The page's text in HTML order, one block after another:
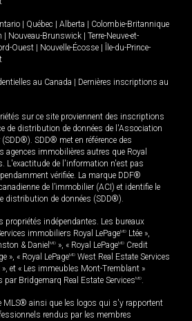
Québec Alberta
Colombie-Britannique
Nouveau-Brunswick
Terre-Neuve-et-
Ouest Nouvelle-Écosse
Île-du-Prince-
au Canada
Dernières inscriptions au
sur ce site proviennent des inscriptions
de distribution de données de l'Association
SDD® met en référence des
immobilières autres que Royal
L'exactitude de l'information n'est pas
vérifiée. La marque DDF®
de l’immobilier (ACI) et identifie le
distribution de données (SDD®).
propriétés indépendantes. Les bureaux
immobiliers Royal LePageMD Ltée »,
& Daniel MD », « Royal LePageMD Credit
», « Royal LePageMD West Real Estate Services
et « Les immeubles Mont-Tremblant »
par Bridgemarq Real Estate ServicesMD.
MLS® ainsi que les logos qui s'y rapportent
rendus par les membres